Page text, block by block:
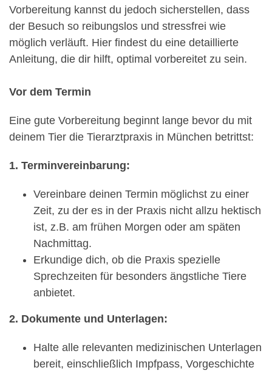
Vorbereitung kannst du jedoch sicherstellen, dass
der Besuch so reibungslos und stressfrei wie
möglich verläuft. Hier findest du eine detaillierte
Anleitung, die dir hilft, optimal vorbereitet zu sein.
Vor dem Termin
Eine gute Vorbereitung beginnt lange bevor du mit
deinem Tier die Tierarztpraxis in München betrittst:
1. Terminvereinbarung:
Vereinbare deinen Termin möglichst zu einer
Zeit, zu der es in der Praxis nicht allzu hektisch
ist, z.B. am frühen Morgen oder am späten
Nachmittag.
Erkundige dich, ob die Praxis spezielle
Sprechzeiten für besonders ängstliche Tiere
anbietet.
2. Dokumente und Unterlagen:
Halte alle relevanten medizinischen Unterlagen
bereit, einschließlich Impfpass, Vorgeschichte